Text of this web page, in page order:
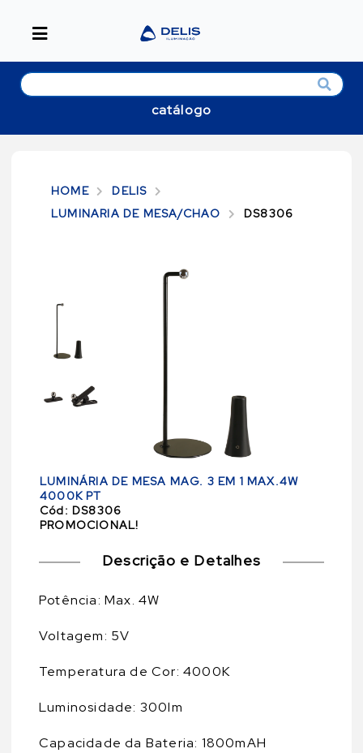
catálogo
HOME
DELIS
LUMINARIA DE MESA/CHAO
DS8306
LUMINÁRIA DE MESA MAG. 3 EM 1 MAX.4W
4000K PT
Cód: DS8306
PROMOCIONAL!
Descrição e Detalhes
Potência: Max. 4W
Voltagem: 5V
Temperatura de Cor: 4000K
Luminosidade: 300lm
Capacidade da Bateria: 1800mAH